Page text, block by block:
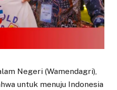
Negeri (Wamendagri),
untuk menuju Indonesia